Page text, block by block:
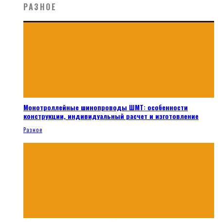
РАЗНОЕ
Монотроллейные шинопроводы ШМТ: особенности
конструкции, индивидуальный расчет и изготовление
Разное